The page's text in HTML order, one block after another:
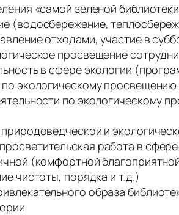
«самой зеленой
(водосбережение,
отходами, участие в
просвещение
в сфере экологии
экологическому
по экологическому
и
работа в
(комфортной
чистоты, порядка и т.д.)
образа